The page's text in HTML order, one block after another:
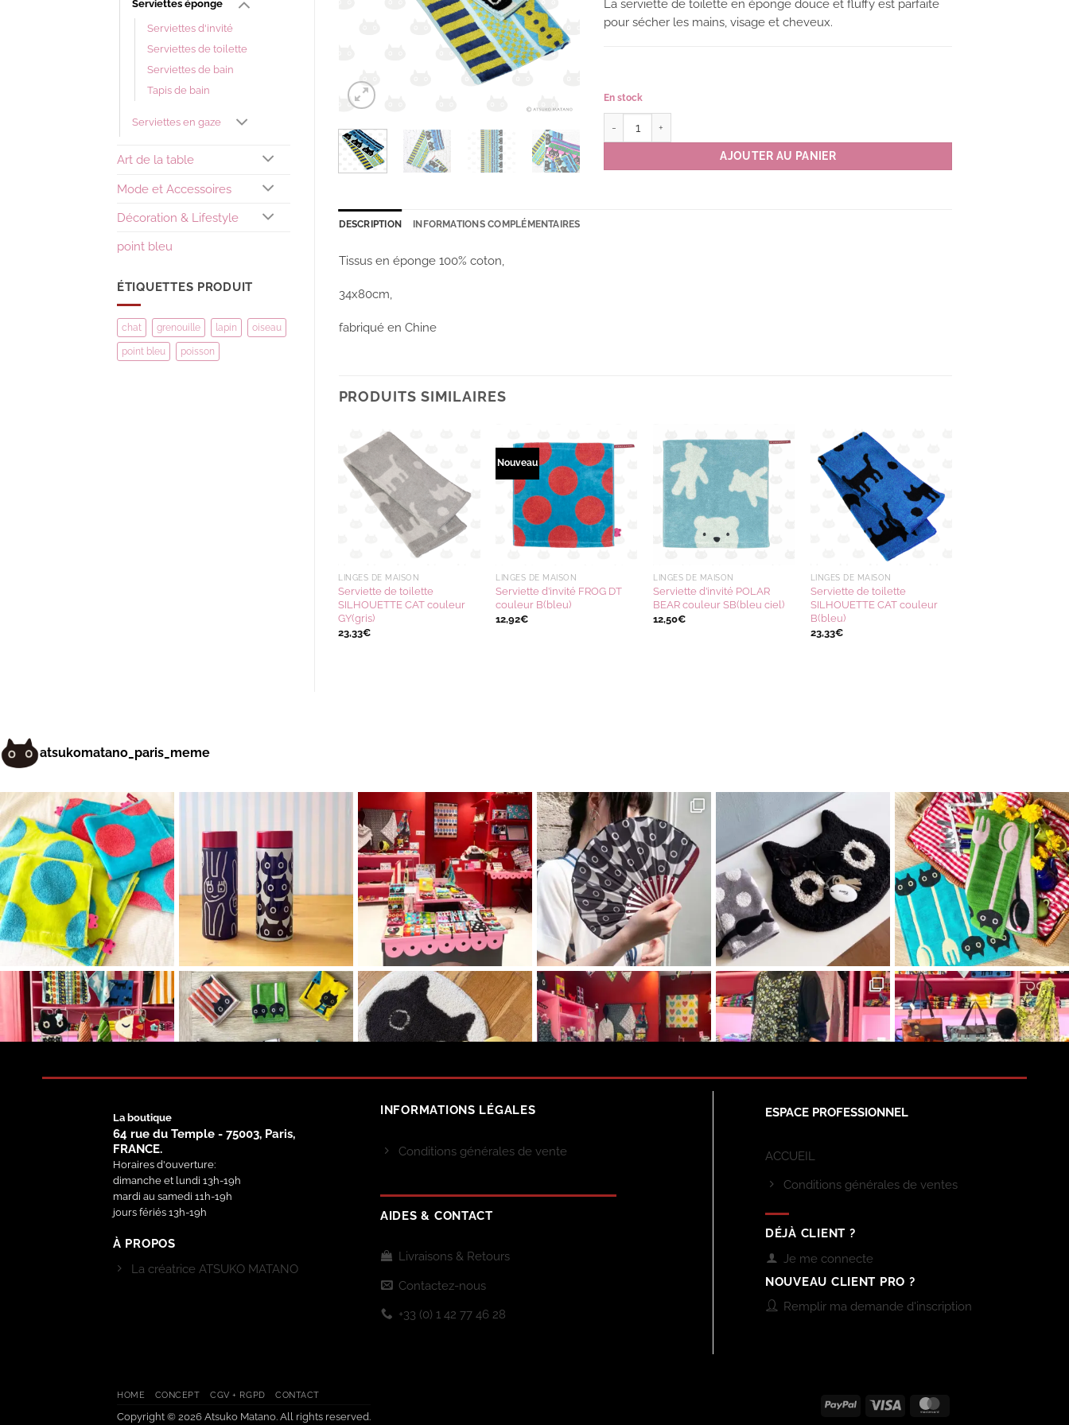
Serviettes éponge
Serviettes d'invité
Serviettes de toilette
Serviettes de bain
Tapis de bain
Serviettes en gaze
Art de la table
Mode et Accessoires
Décoration & Lifestyle
point bleu
ÉTIQUETTES PRODUIT
chat grenouille lapin oiseau
point bleu poisson
La serviette de toilette en éponge douce et fluffy est parfaite
pour sécher les mains, visage et cheveux.
En stock
AJOUTER AU PANIER
DESCRIPTION INFORMATIONS COMPLÉMENTAIRES
Tissus en éponge 100% coton,
34x80cm,
fabriqué en Chine
PRODUITS SIMILAIRES
wishlist
LINGES DE MAISON
Serviette de toilette
SILHOUETTE CAT couleur
GY(gris)
23,33€
Nouveau
Ajouter
à la
wishlist
LINGES DE MAISON
Serviette d’invité FROG DT
couleur B(bleu)
12,92€
à la
LINGES DE MAISON
Serviette d’invité POLAR
BEAR couleur SB(bleu ciel)
12,50€
wishlist
LINGES DE MAISON
Serviette de toilette
SILHOUETTE CAT couleur
B(bleu)
23,33€
atsukomatano_paris_meme
La boutique
64 rue du Temple - 75003, Paris,
FRANCE.
Horaires d'ouverture:
dimanche et lundi 13h-19h
mardi au samedi 11h-19h
jours fériés 13h-19h
À PROPOS
La créatrice ATSUKO MATANO
INFORMATIONS LÉGALES
Conditions générales de vente
AIDES & CONTACT
Livraisons & Retours
Contactez-nous
+33 (0) 1 42 77 46 28
ESPACE PROFESSIONNEL
ACCUEIL
Conditions générales de ventes
DÉJÀ CLIENT ?
Je me connecte
NOUVEAU CLIENT PRO ?
Remplir ma demande d'inscription
PayPal Visa
HOME CONCEPT CGV + RGPD CONTACT
Copyright © 2026 Atsuko Matano. All rights reserved.